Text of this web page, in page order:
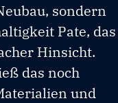
sondern
Pate, das
Hinsicht.
das noch
und